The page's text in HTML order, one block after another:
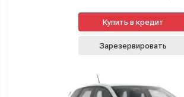
Купить в кредит
Зарезервировать